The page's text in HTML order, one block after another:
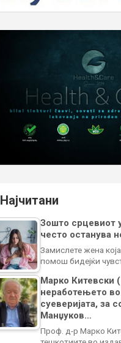
Најчитани
Зошто срцевиот
често останува
Замислете жена
помош бидејќи
Марко Китевски
неработењето
суеверијата, за
Манџуков…
Проф. д-р Марко